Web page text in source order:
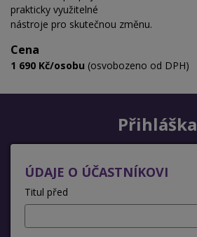
prakticky využitelné
nástroje pro skutečnou změnu.
Cena
1 690 Kč/osobu (osvobozeno od DPH)
Přihláška
ÚDAJE O ÚČASTNÍKOVI
Titul před